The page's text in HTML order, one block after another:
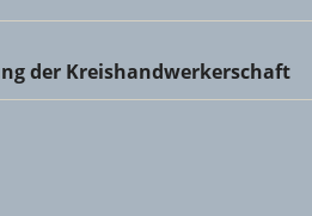
der Kreishandwerkerschaft
der Kreishandwerkerschaft